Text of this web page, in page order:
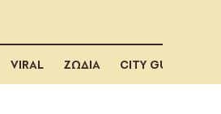
VIRAL ΖΩΔΙΑ CITY GUIDE